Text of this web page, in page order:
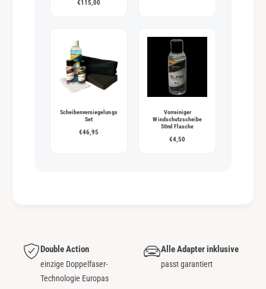
€115,00
Scheibenversiegelungs
Set
€46,95
Vorreiniger
Windschutzscheibe
50ml Flasche
€4,50
Double Action
einzige Doppelfaser-
Technologie Europas
Alle Adapter inklusive
passt garantiert